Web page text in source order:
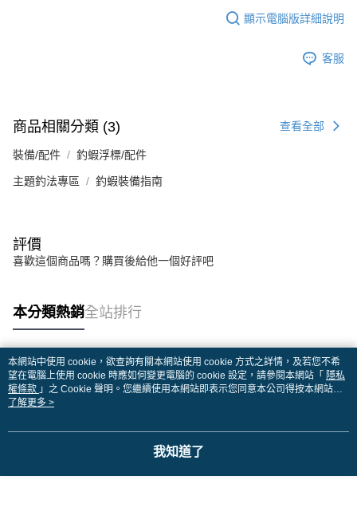
顯示電腦版詳細說明
客服
商品相關分類 (3) 查看全部
裝備/配件 釣蝦浮標/配件
主題釣法專區 釣蝦裝備指南
評價
喜歡這個商品嗎？購買後給他一個好評吧
本分類熱銷全站排行
熱門標籤
本網站中使用 cookie，欲查詢有關本網站使用 cookie 方式之詳情，及若您不希
望在電腦上使用 cookie 時應如何變更電腦的 cookie 設定，請參閱本網站「 隱私
權條款 」之 Cookie 聲明。您繼續使用本網站即表示您同意本公司得按本網站使
用條款之 Cookie 聲明使用 cookie。
了解更多 >
我知道了